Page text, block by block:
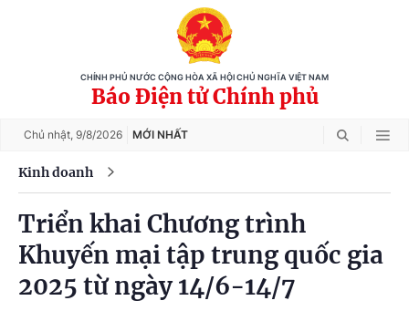
CHÍNH PHỦ NƯỚC CỘNG HÒA XÃ HỘI CHỦ NGHĨA VIỆT NAM
Báo Điện tử Chính phủ
Chủ nhật, 9/8/2026 MỚI NHẤT
Kinh doanh
Triển khai Chương trình
Khuyến mại tập trung quốc gia
2025 từ ngày 14/6-14/7